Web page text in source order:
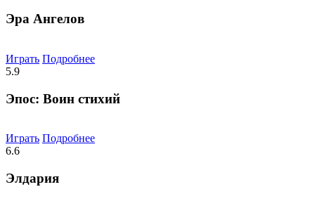
Эра Ангелов
Играть Подробнее
5.9
Эпос: Воин стихий
Играть Подробнее
6.6
Элдария